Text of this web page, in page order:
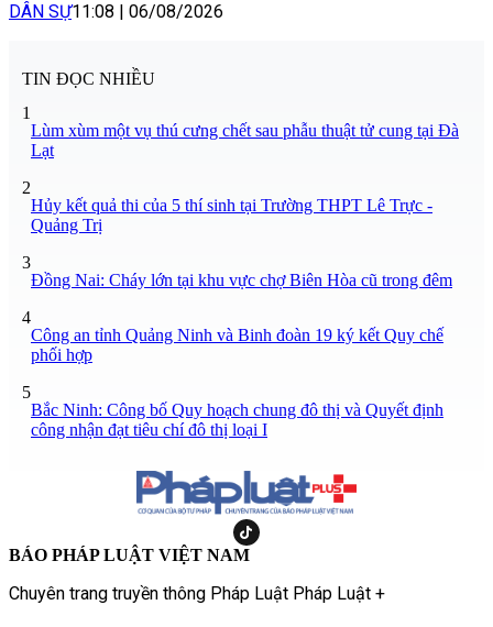
DÂN SỰ11:08 06/08/2026
TIN ĐỌC NHIỀU
1
Lùm xùm một vụ thú cưng chết sau phẫu thuật tử cung tại Đà
Lạt
2
Hủy kết quả thi của 5 thí sinh tại Trường THPT Lê Trực -
Quảng Trị
3
Đồng Nai: Cháy lớn tại khu vực chợ Biên Hòa cũ trong đêm
4
Công an tỉnh Quảng Ninh và Binh đoàn 19 ký kết Quy chế
phối hợp
5
Bắc Ninh: Công bố Quy hoạch chung đô thị và Quyết định
công nhận đạt tiêu chí đô thị loại I
BÁO PHÁP LUẬT VIỆT NAM
Chuyên trang truyền thông Pháp Luật Pháp Luật +